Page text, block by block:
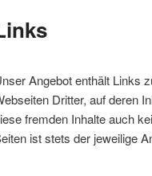
Angebot enthält Links
Dritter, auf deren
fremden Inhalte auch
ist stets der jeweilige